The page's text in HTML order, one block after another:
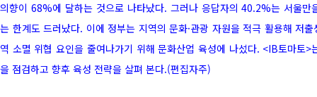
의향이 68%에 달하는 것으로 나타났다. 그러나 응답자의 40.2%는 서울만
는 한계도 드러났다. 이에 정부는 지역의 문화·관광 자원을 적극 활용해 저
역 소멸 위협 요인을 줄여나가기 위해 문화산업 육성에 나섰다. <IB토마토
을 점검하고 향후 육성 전략을 살펴 본다.(편집자주)